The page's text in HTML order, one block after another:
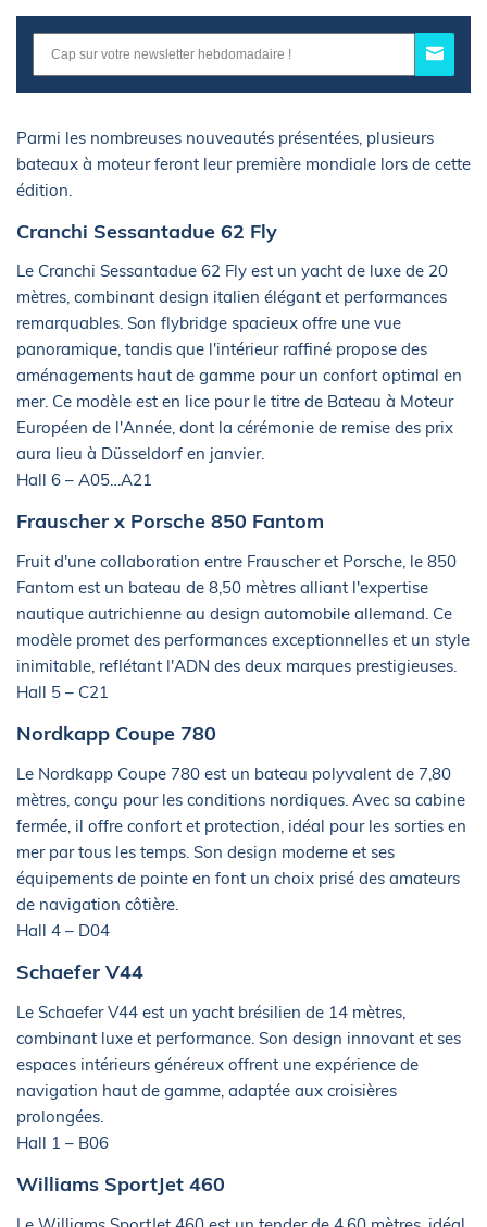
Parmi les nombreuses nouveautés présentées, plusieurs
bateaux à moteur feront leur première mondiale lors de cette
édition.
Cranchi Sessantadue 62 Fly
Le Cranchi Sessantadue 62 Fly est un yacht de luxe de 20
mètres, combinant design italien élégant et performances
remarquables. Son flybridge spacieux offre une vue
panoramique, tandis que l'intérieur raffiné propose des
aménagements haut de gamme pour un confort optimal en
mer. Ce modèle est en lice pour le titre de Bateau à Moteur
Européen de l'Année, dont la cérémonie de remise des prix
aura lieu à Düsseldorf en janvier.
Hall 6 – A05…A21
Frauscher x Porsche 850 Fantom
Fruit d'une collaboration entre Frauscher et Porsche, le 850
Fantom est un bateau de 8,50 mètres alliant l'expertise
nautique autrichienne au design automobile allemand. Ce
modèle promet des performances exceptionnelles et un style
inimitable, reflétant l'ADN des deux marques prestigieuses.
Hall 5 – C21
Nordkapp Coupe 780
Le Nordkapp Coupe 780 est un bateau polyvalent de 7,80
mètres, conçu pour les conditions nordiques. Avec sa cabine
fermée, il offre confort et protection, idéal pour les sorties en
mer par tous les temps. Son design moderne et ses
équipements de pointe en font un choix prisé des amateurs
de navigation côtière.
Hall 4 – D04
Schaefer V44
Le Schaefer V44 est un yacht brésilien de 14 mètres,
combinant luxe et performance. Son design innovant et ses
espaces intérieurs généreux offrent une expérience de
navigation haut de gamme, adaptée aux croisières
prolongées.
Hall 1 – B06
Williams SportJet 460